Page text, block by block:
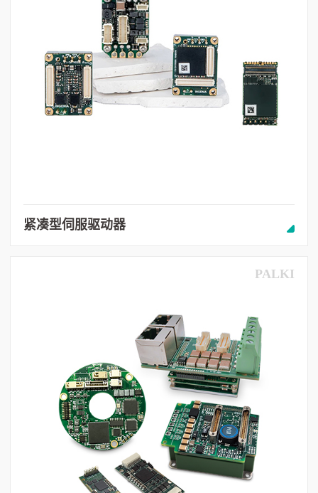
紧凑型伺服驱动器
PALKI